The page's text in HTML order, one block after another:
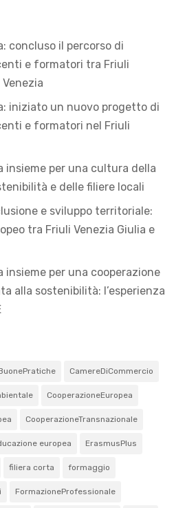
concluso il percorso di
e formatori tra Friuli
iniziato un nuovo progetto di
e formatori nel Friuli
insieme per una cultura della
e delle filiere locali
e sviluppo territoriale:
tra Friuli Venezia Giulia e
insieme per una cooperazione
alla sostenibilità: l’esperienza
CamereDiCommercio
CooperazioneEuropea
CooperazioneTransnazionale
europea ErasmusPlus
filiera corta formaggio
FormazioneProfessionale